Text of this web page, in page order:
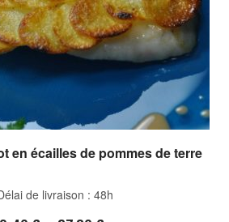
en écailles de pommes de terre
de livraison : 48h